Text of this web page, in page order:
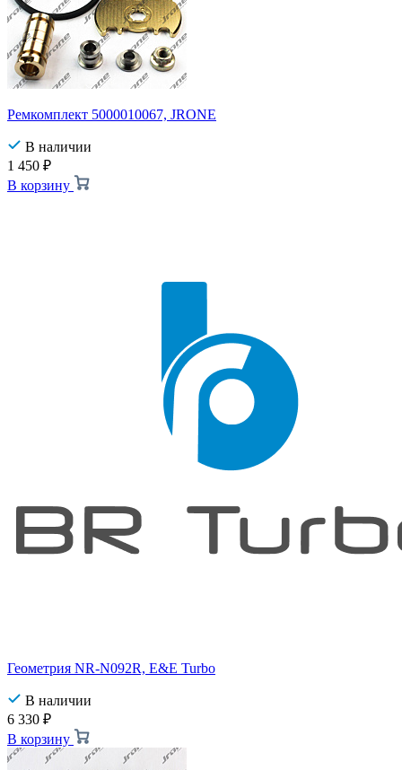
Ремкомплект 5000010067, JRONE
В наличии
1 450 ₽
В корзину
Геометрия NR-N092R, E&E Turbo
В наличии
6 330 ₽
В корзину